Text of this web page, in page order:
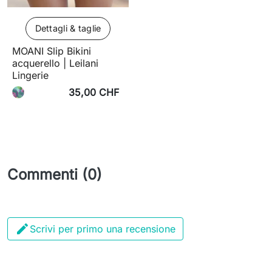
Dettagli & taglie
MOANI Slip Bikini
acquerello | Leilani
Lingerie
35,00 CHF
Commenti (0)
 Scrivi per primo una recensione